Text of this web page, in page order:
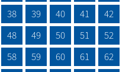
38 39 40 41
42
48 49 50 51
52
58 59 60 61
62